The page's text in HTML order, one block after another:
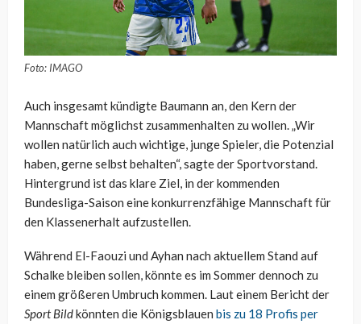
Foto: IMAGO
Auch insgesamt kündigte Baumann an, den Kern der
Mannschaft möglichst zusammenhalten zu wollen. „Wir
wollen natürlich auch wichtige, junge Spieler, die Potenzial
haben, gerne selbst behalten“, sagte der Sportvorstand.
Hintergrund ist das klare Ziel, in der kommenden
Bundesliga-Saison eine konkurrenzfähige Mannschaft für
den Klassenerhalt aufzustellen.
Während El-Faouzi und Ayhan nach aktuellem Stand auf
Schalke bleiben sollen, könnte es im Sommer dennoch zu
einem größeren Umbruch kommen. Laut einem Bericht der
Sport Bildkönnten die Königsblauen bis zu 18 Profis per